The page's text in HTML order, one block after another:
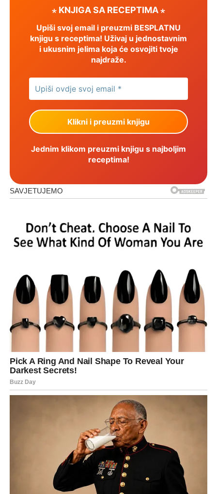
⋆ KNJIGA SA RECEPTIMA ⋆
Upiši svoj email i preuzmi BESPLATNU
knjigu s receptima! Uživaj u jednostavnim
i ukusnim jelima koja će osvojiti tvoje
najdraže.
Jednim klikom preuzmi knjigu s najboljim
receptima!